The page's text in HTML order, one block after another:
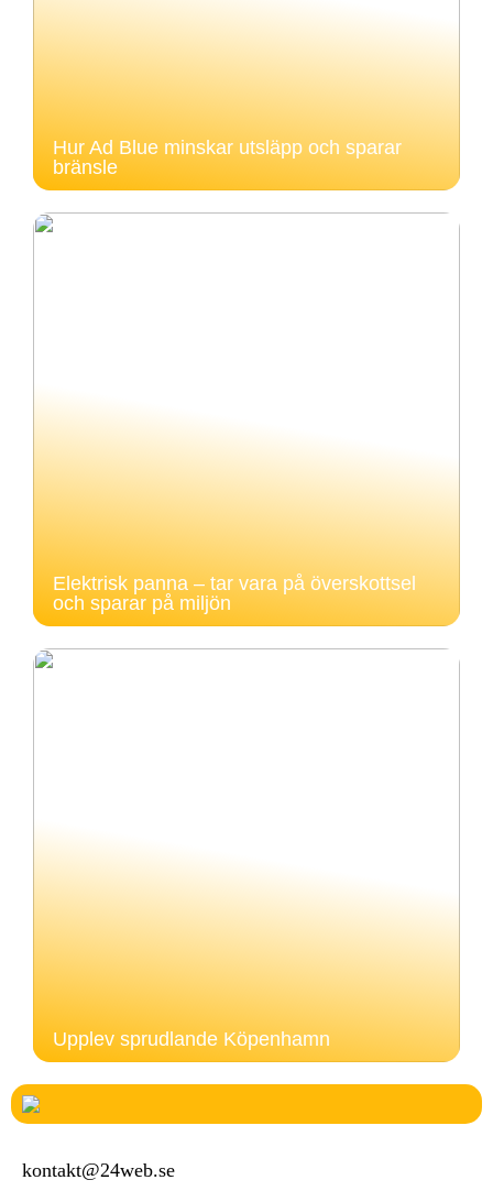
Hur Ad Blue minskar utsläpp och sparar
bränsle
Elektrisk panna – tar vara på överskottsel
och sparar på miljön
Upplev sprudlande Köpenhamn
kontakt@24web.se